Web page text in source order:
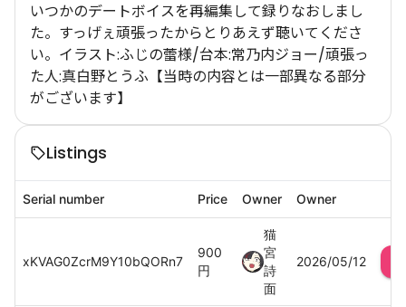
いつかのデートボイスを再編集して録りなおしまし
た。すっげぇ頑張ったからとりあえず聴いてくださ
い。イラスト:ふじの蕾様/台本:常乃内ジョー/頑張っ
た人:真白野とうふ【当時の内容とは一部異なる部分
がございます】
Listings
Serial number Price Owner Owner
xKVAG0ZcrM9Y10bQORn7
900
円
猫
宮
詩
面
2026/05/12